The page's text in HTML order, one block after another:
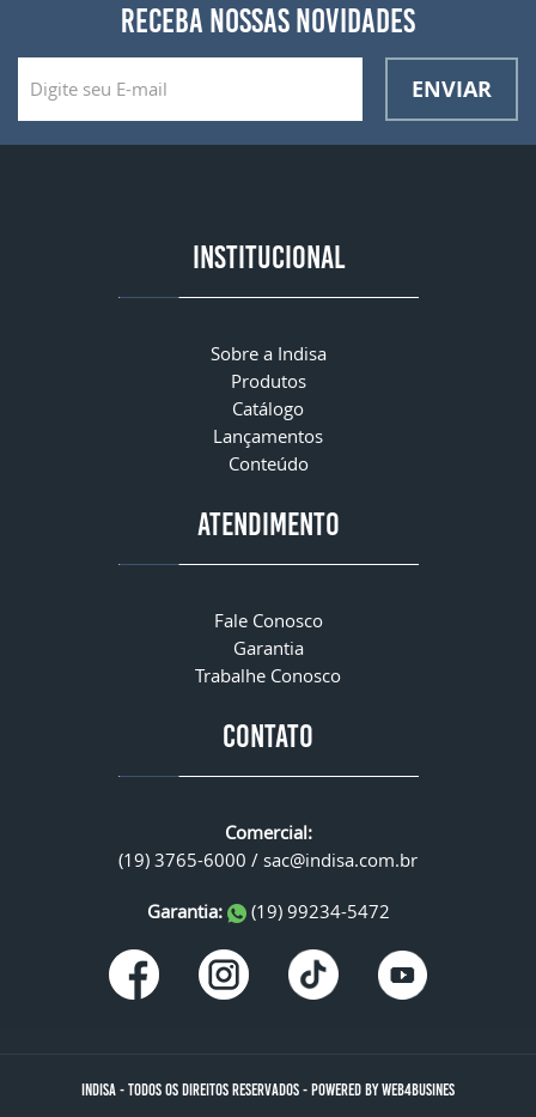
RECEBA NOSSAS NOVIDADES
ENVIAR
INSTITUCIONAL
Sobre a Indisa
Produtos
Catálogo
Lançamentos
Conteúdo
ATENDIMENTO
Fale Conosco
Garantia
Trabalhe Conosco
CONTATO
Comercial:
(19) 3765-6000 / sac@indisa.com.br
Garantia: (19) 99234-5472
INDISA - TODOS OS DIREITOS RESERVADOS - POWERED BY WEB4BUSINES